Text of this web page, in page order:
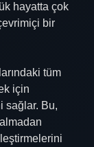
hayatta çok
bir
tüm
için
sağlar. Bu,